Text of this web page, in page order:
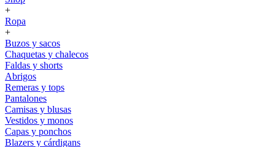
+
Ropa
+
Buzos y sacos
Chaquetas y chalecos
Faldas y shorts
Abrigos
Remeras y tops
Pantalones
Camisas y blusas
Vestidos y monos
Capas y ponchos
Blazers y cárdigans